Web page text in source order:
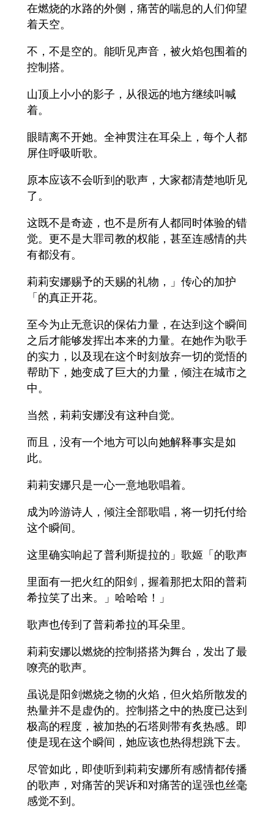
在燃烧的水路的外侧，痛苦的喘息的人们仰望
着天空。
不，不是空的。能听见声音，被火焰包围着的
控制搭。
山顶上小小的影子，从很远的地方继续叫喊
着。
眼睛离不开她。全神贯注在耳朵上，每个人都
屏住呼吸听歌。
原本应该不会听到的歌声，大家都清楚地听见
了。
这既不是奇迹，也不是所有人都同时体验的错
觉。更不是大罪司教的权能，甚至连感情的共
有都没有。
莉莉安娜赐予的天赐的礼物，」传心的加护
「的真正开花。
至今为止无意识的保佑力量，在达到这个瞬间
之后才能够发挥出本来的力量。在她作为歌手
的实力，以及现在这个时刻放弃一切的觉悟的
帮助下，她变成了巨大的力量，倾注在城市之
中。
当然，莉莉安娜没有这种自觉。
而且，没有一个地方可以向她解释事实是如
此。
莉莉安娜只是一心一意地歌唱着。
成为吟游诗人，倾注全部歌唱，将一切托付给
这个瞬间。
这里确实响起了普利斯提拉的」歌姬「的歌声
里面有一把火红的阳剑，握着那把太阳的普莉
希拉笑了出来。」哈哈哈！」
歌声也传到了普莉希拉的耳朵里。
莉莉安娜以燃烧的控制搭搭为舞台，发出了最
嘹亮的歌声。
虽说是阳剑燃烧之物的火焰，但火焰所散发的
热量并不是虚伪的。控制搭之中的热度已达到
极高的程度，被加热的石塔则带有炙热感。即
使是现在这个瞬间，她应该也热得想跳下去。
尽管如此，即使听到莉莉安娜所有感情都传播
的歌声，对痛苦的哭诉和对痛苦的逞强也丝毫
感觉不到。